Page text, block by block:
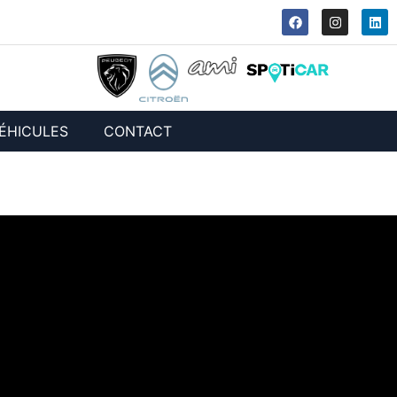
CONTACT